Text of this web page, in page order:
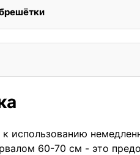
использованию
60-70 см - это